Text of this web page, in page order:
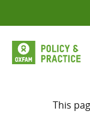
to
content
This